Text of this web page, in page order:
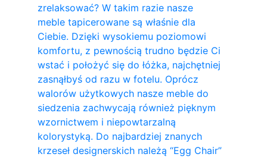
zrelaksować? W takim razie nasze
meble tapicerowane są właśnie dla
Ciebie. Dzięki wysokiemu poziomowi
komfortu, z pewnością trudno będzie Ci
wstać i położyć się do łóżka, najchętniej
zasnąłbyś od razu w fotelu. Oprócz
walorów użytkowych nasze meble do
siedzenia zachwycają również pięknym
wzornictwem i niepowtarzalną
kolorystyką. Do najbardziej znanych
krzeseł designerskich należą “Egg Chair”